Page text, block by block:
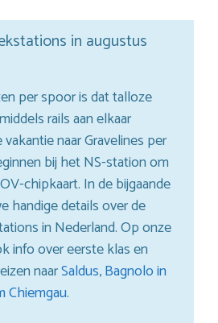
in augustus
per spoor is dat talloze
rails aan elkaar
naar Gravelines per
bij het NS-station om
chipkaart. In de bijgaande
handige details over de
in Nederland. Op onze
info over eerste klas en
naarSaldus,Bagnolo in
Chiemgau.